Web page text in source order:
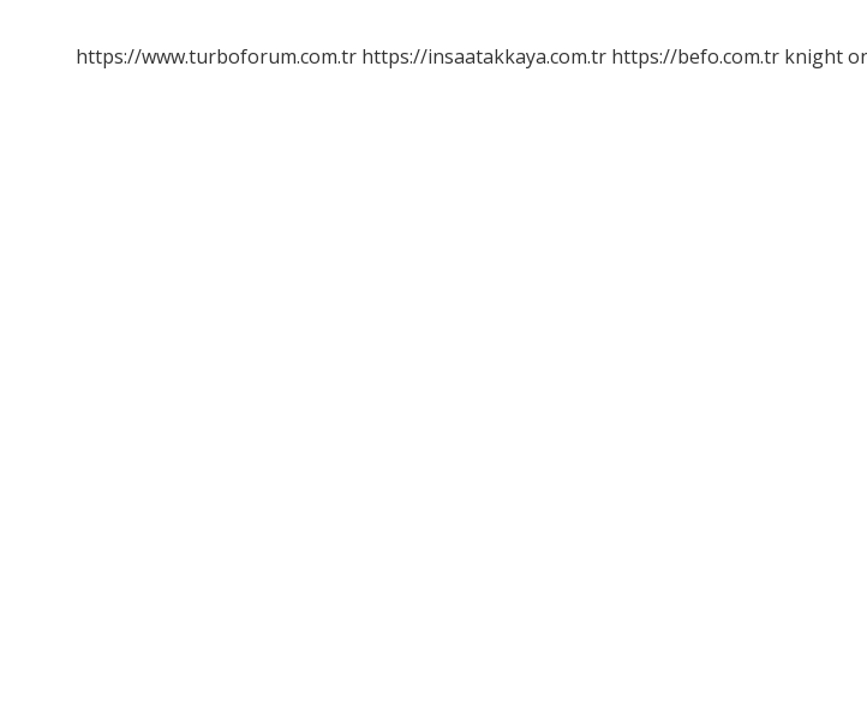
https://www.turboforum.com.tr https://insaatakkaya.com.tr https://befo.com.tr knight